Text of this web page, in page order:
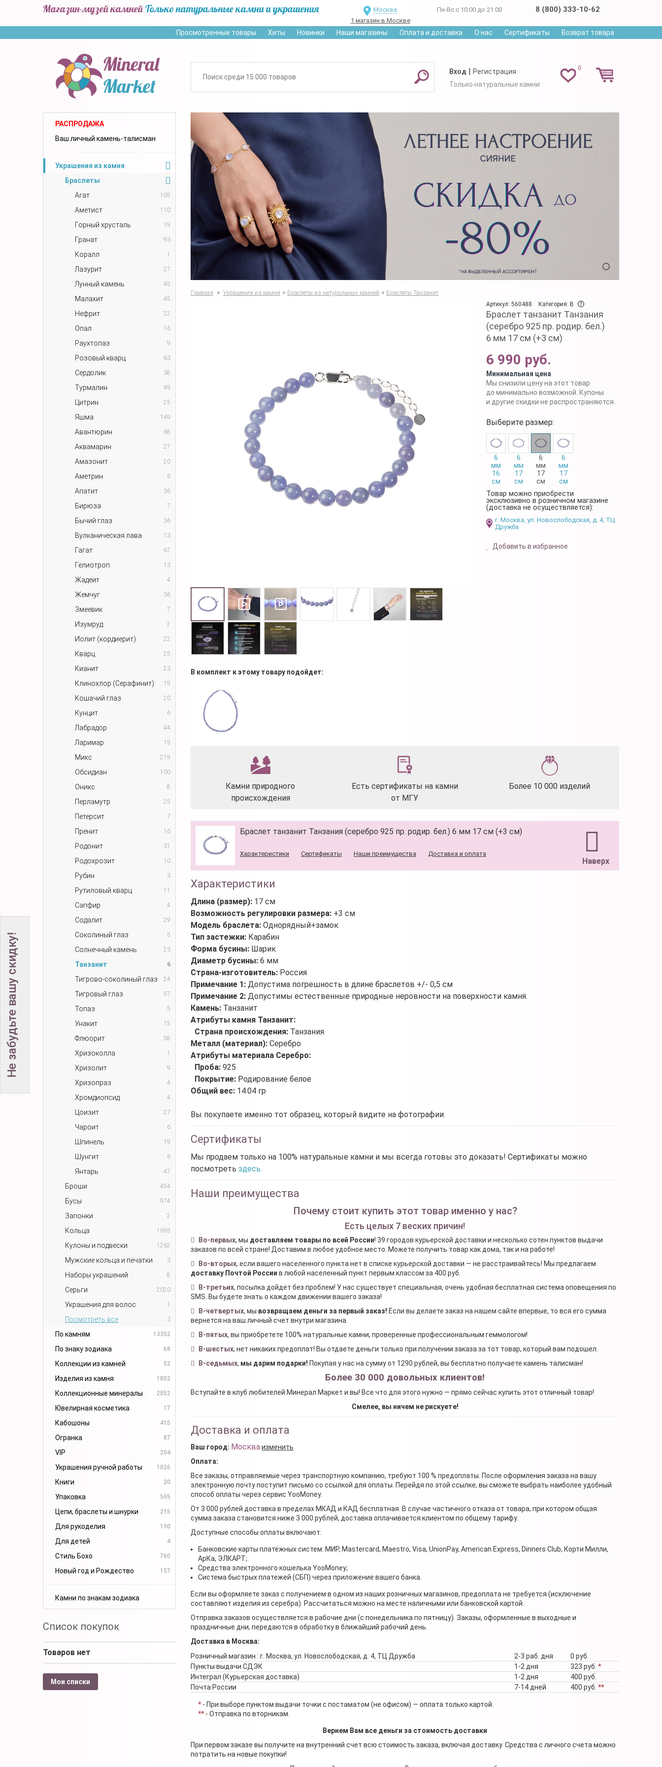
Магазин-музей камней Только натуральные камни и украшения
Москва
1 магазин в Москве
Пн-Вс с 10:00 до 21:00 8 (800) 333-10-62
Просмотренные товары Хиты Новинки Наши магазины Оплата и доставка О нас Сертификаты Возврат товара
0
Вход | Регистрация
Только натуральные камни
РАСПРОДАЖА
Ваш личный камень-талисман
Украшения из камня
Браслеты
Агат
105
Аметист 110
Горный хрусталь 19
Гранат 93
Коралл 1
Лазурит 27
Лунный камень 45
Малахит 45
Нефрит 22
Опал 16
Раухтопаз 9
Розовый кварц 63
Сердолик 38
Турмалин 49
Цитрин 25
Яшма 149
Авантюрин 68
Аквамарин 27
Амазонит 20
Аметрин 6
Апатит 36
Бирюза 7
Бычий глаз 36
Вулканическая лава 13
Гагат 67
Гелиотроп 13
Жадеит 4
Жемчуг 36
Змеевик 7
Изумруд 2
Иолит (кордиерит) 22
Кварц 25
Кианит 23
Клинохлор (Серафинит) 19
Кошачий глаз 20
Кунцит 6
Лабрадор 44
Ларимар 15
Микс 219
Обсидиан 100
Оникс 8
Перламутр 25
Петерсит 7
Пренит 16
Родонит 31
Родохрозит 10
Рубин 3
Рутиловый кварц 11
Сапфир 4
Содалит 29
Соколиный глаз 5
Солнечный камень 23
Танзанит 6
Тигрово-соколиный глаз 24
Тигровый глаз 57
Топаз 5
Унакит 15
Флюорит 58
Хризоколла 1
Хризолит 9
Хризопраз 4
Хромдиопсид 4
Цоизит 27
Чароит 6
Шпинель 19
Шунгит 6
Янтарь 47
Броши 454
Бусы 974
Запонки 2
Кольца 1695
Кулоны и подвески 1262
Мужские кольца и печатки 3
Наборы украшений 8
Серьги 2020
Украшения для волос 1
Посмотреть все 3
По камням 13352
По знаку зодиака 68
Коллекции из камней 52
Изделия из камня 1802
Коллекционные минералы 2852
Ювелирная косметика 17
Кабошоны 415
Огранка 87
VIP 204
Украшения ручной работы 1026
Книги 20
Упаковка 595
Цепи, браслеты и шнурки 215
Для рукоделия 190
Для детей 4
Стиль Бохо 760
Новый год и Рождество 157
Камни по знакам зодиака
Список покупок
Товаров нет
Мои списки
Главная > Украшения из камня > Браслеты из натуральных камней > Браслеты Танзанит
Артикул: 560488
Категория: B
Браслет танзанит Танзания
(серебро 925 пр. родир. бел.)
6 мм 17 см (+3 см)
6 990 руб.
Минимальная цена
Мы снизили цену на этот товар
до минимально возможной. Купоны
и другие скидки не распространяются.
Выберите размер:
6
мм
16
см
6
мм
17
см
6
мм
17
см
6
мм
17
см
Товар можно приобрести
эксклюзивно в розничном магазине
(доставка не осуществляется):
г. Москва, ул. Новослободская, д. 4, ТЦ
Дружба
Добавить в избранное
В комплект к этому товару подойдет:
Камни природного
происхождения
Есть сертификаты на камни
от МГУ
Более 10 000 изделий
Браслет танзанит Танзания (серебро 925 пр. родир. бел.) 6 мм 17 см (+3 см)
Наверх
Характеристики Сертификаты Наши преимущества Доставка и оплата
Характеристики
Длина (размер): 17 см
Возможность регулировки размера: +3 см
Модель браслета: Однорядный+замок
Тип застежки: Карабин
Форма бусины: Шарик
Диаметр бусины: 6 мм
Страна-изготовитель: Россия
Примечание 1: Допустима погрешность в длине браслетов +/- 0,5 см
Примечание 2: Допустимы естественные природные неровности на поверхности камня.
Камень: Танзанит
Атрибуты камня Танзанит:
Страна происхождения: Танзания
Металл (материал): Серебро
Атрибуты материала Серебро:
Проба: 925
Покрытие: Родирование белое
Общий вес: 14.04 гр
Вы покупаете именно тот образец, который видите на фотографии.
Сертификаты
Мы продаем только на 100% натуральные камни и мы всегда готовы это доказать! Сертификаты можно
посмотреть здесь.
Наши преимущества
Почему стоит купить этот товар именно у нас?
Есть целых 7 веских причин!
Во-первых, мы доставляем товары по всей России! 39 городов курьерской доставки и несколько сотен пунктов выдачи
заказов по всей стране! Доставим в любое удобное место. Можете получить товар как дома, так и на работе!
Во-вторых, если вашего населенного пункта нет в списке курьерской доставки — не расстраивайтесь! Мы предлагаем
доставку Почтой России в любой населенный пункт первым классом за 400 руб.
В-третьих, посылка дойдет без проблем! У нас существует специальная, очень удобная бесплатная система оповещения по
SMS. Вы будете знать о каждом движении вашего заказа!
В-четвертых, мы возвращаем деньги за первый заказ! Если вы делаете заказ на нашем сайте впервые, то вся его сумма
вернется на ваш личный счет внутри магазина.
В-пятых, вы приобретете 100% натуральные камни, проверенные профессиональным геммологом!
В-шестых, нет никаких предоплат! Вы отдаете деньги только при получении заказа за тот товар, который вам подошел.
В-седьмых, мы дарим подарки! Покупая у нас на сумму от 1290 рублей, вы бесплатно получаете камень талисман!
Более 30 000 довольных клиентов!
Вступайте в клуб любителей Минерал Маркет и вы! Все что для этого нужно — прямо сейчас купить этот отличный товар!
Смелее, вы ничем не рискуете!
Доставка и оплата
Ваш город: Москваизменить
Оплата:
Все заказы, отправляемые через транспортную компанию, требуют 100 % предоплаты. После оформления заказа на вашу
электронную почту поступит письмо со ссылкой для оплаты. Перейдя по этой ссылке, вы сможете выбрать наиболее удобный
способ оплаты через сервис YooMoney.
От 3 000 рублей доставка в пределах МКАД и КАД бесплатная. В случае частичного отказа от товара, при котором общая
сумма заказа становится ниже 3 000 рублей, доставка оплачивается клиентом по общему тарифу.
Доступные способы оплаты включают:
Банковские карты платёжных систем: МИР, Mastercard, Maestro, Visa, UnionPay, American Express, Dinners Club, Корти Милли,
АрКа, ЭЛКАРТ;
Средства электронного кошелька YooMoney;
Система быстрых платежей (СБП) через приложение вашего банка.
Если вы оформляете заказ с получением в одном из наших розничных магазинов, предоплата не требуется (исключение
составляют изделия из серебра). Рассчитаться можно на месте наличными или банковской картой.
Отправка заказов осуществляется в рабочие дни (с понедельника по пятницу). Заказы, оформленные в выходные и
праздничные дни, передаются в обработку в ближайший рабочий день.
Доставка в Москва:
Розничный магазин : г. Москва, ул. Новослободская, д. 4, ТЦ Дружба
2-3 раб. дня
0 руб.
Пункты выдачи СДЭК
1-2 дня 323 руб. *
Интеграл (Курьерская доставка)
1-2 дня
400 руб.
Почта России
7-14 дней 400 руб. **
*- При выборе пунктом выдачи точки с постаматом (не офисом) — оплата только картой.
**- Отправка по вторникам.
Вернем Вам все деньги за стоимость доставки
При первом заказе вы получите на внутренний счет всю стоимость заказа, включая доставку. Средства с личного счета можно
потратить на новые покупки!
Не забудьте вашу скидку!